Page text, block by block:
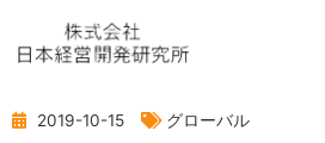
キ
2019-10-15 グローバル